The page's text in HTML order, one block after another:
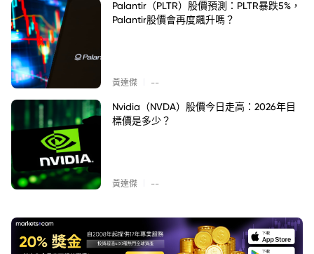
Palantir（PLTR）股價預測：PLTR暴跌5%，
Palantir股價會再度飆升嗎？
黃達傑 --
Nvidia（NVDA）股價今日走高：2026年目
標價是多少？
黃達傑 --